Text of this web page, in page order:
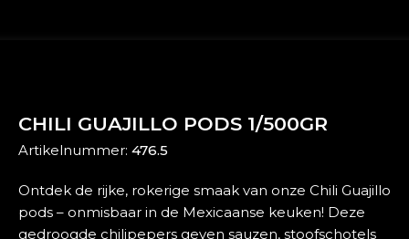
CHILI GUAJILLO PODS 1/500GR
Artikelnummer: 476.5
Ontdek de rijke, rokerige smaak van onze Chili Guajillo
pods – onmisbaar in de Mexicaanse keuken! Deze
gedroogde chilipepers geven sauzen, stoofschotels